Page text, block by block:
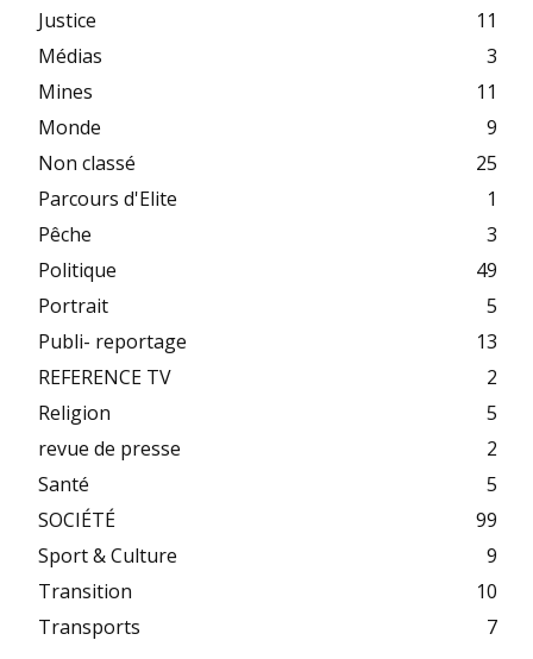
Justice
11
Médias
3
Mines
11
Monde
9
Non classé
25
Parcours d'Elite
1
Pêche
3
Politique
49
Portrait
5
Publi- reportage
13
REFERENCE TV
2
Religion
5
revue de presse
2
Santé
5
SOCIÉTÉ
99
Sport & Culture
9
Transition
10
Transports
7